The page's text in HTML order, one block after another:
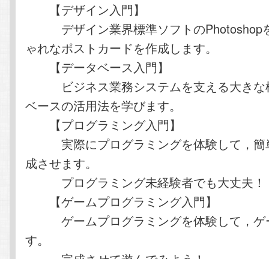
【デザイン入門】
デザイン業界標準ソフトのPhotoshop
ゃれなポストカードを作成します。
【データベース入門】
ビジネス業務システムを支える大きな
ベースの活用法を学びます。
【プログラミング入門】
実際にプログラミングを体験して，簡
成させます。
プログラミング未経験者でも大丈夫！
【ゲームプログラミング入門】
ゲームプログラミングを体験して，ゲ
す。